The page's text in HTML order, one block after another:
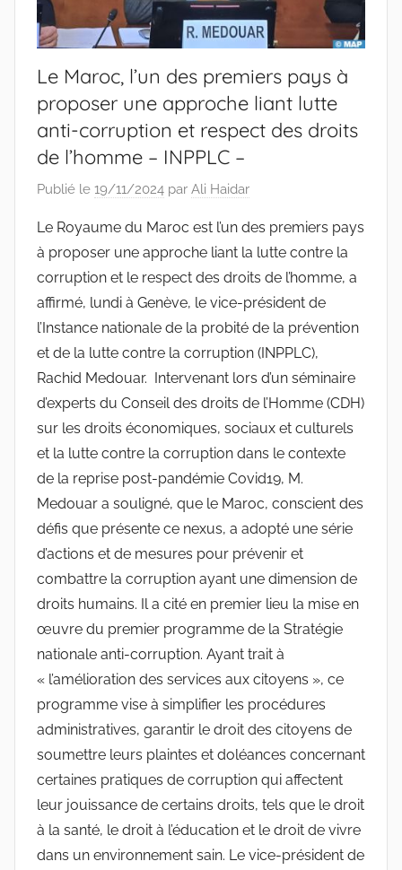
Le Maroc, l’un des premiers pays à
proposer une approche liant lutte
anti-corruption et respect des droits
de l’homme – INPPLC –
Publié le 19/11/2024 par Ali Haidar
Le Royaume du Maroc est l’un des premiers pays
à proposer une approche liant la lutte contre la
corruption et le respect des droits de l’homme, a
affirmé, lundi à Genève, le vice-président de
l’Instance nationale de la probité de la prévention
et de la lutte contre la corruption (INPPLC),
Rachid Medouar. Intervenant lors d’un séminaire
d’experts du Conseil des droits de l’Homme (CDH)
sur les droits économiques, sociaux et culturels
et la lutte contre la corruption dans le contexte
de la reprise post-pandémie Covid19, M.
Medouar a souligné, que le Maroc, conscient des
défis que présente ce nexus, a adopté une série
d’actions et de mesures pour prévenir et
combattre la corruption ayant une dimension de
droits humains. Il a cité en premier lieu la mise en
œuvre du premier programme de la Stratégie
nationale anti-corruption. Ayant trait à
« l’amélioration des services aux citoyens », ce
programme vise à simplifier les procédures
administratives, garantir le droit des citoyens de
soumettre leurs plaintes et doléances concernant
certaines pratiques de corruption qui affectent
leur jouissance de certains droits, tels que le droit
à la santé, le droit à l’éducation et le droit de vivre
dans un environnement sain. Le vice-président de